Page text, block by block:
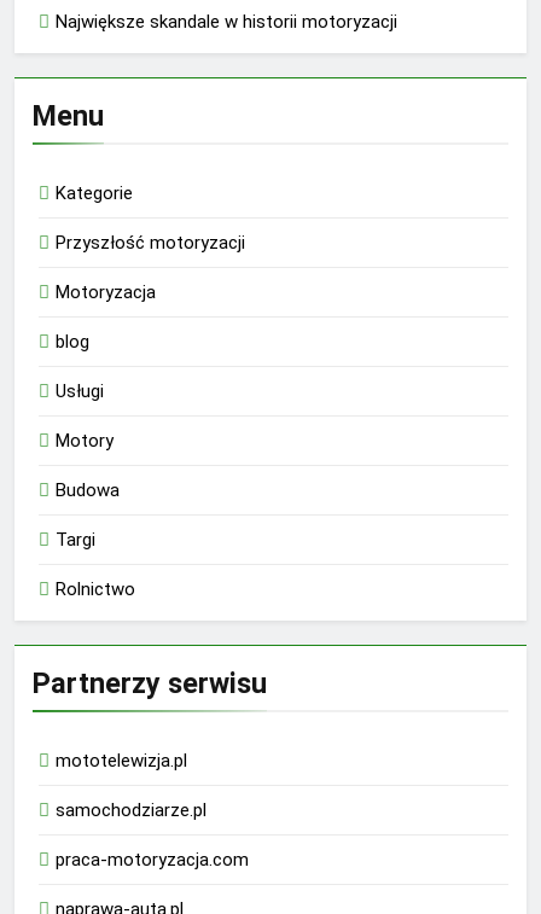
Największe skandale w historii motoryzacji
Menu
Kategorie
Przyszłość motoryzacji
Motoryzacja
blog
Usługi
Motory
Budowa
Targi
Rolnictwo
Partnerzy serwisu
mototelewizja.pl
samochodziarze.pl
praca-motoryzacja.com
naprawa-auta.pl